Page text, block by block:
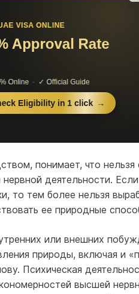
понимает, что нельзя
деятельности.
то тем более нельзя
ее природные
или внешних
природы, включая и
Психическая
высшей